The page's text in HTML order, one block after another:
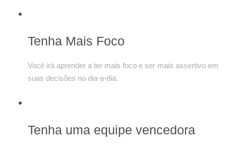
Tenha Mais Foco
Você irá aprender a ter mais foco e ser mais assertivo em
suas decisões no dia-a-dia.
Tenha uma equipe vencedora